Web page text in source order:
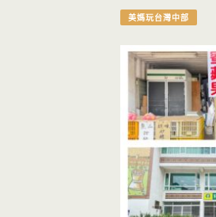
美媽玩台灣中部